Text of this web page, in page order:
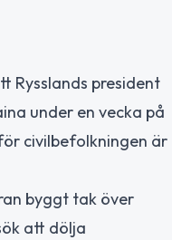
Rysslands president
under en vecka på
civilbefolkningen är
byggt tak över
att dölja